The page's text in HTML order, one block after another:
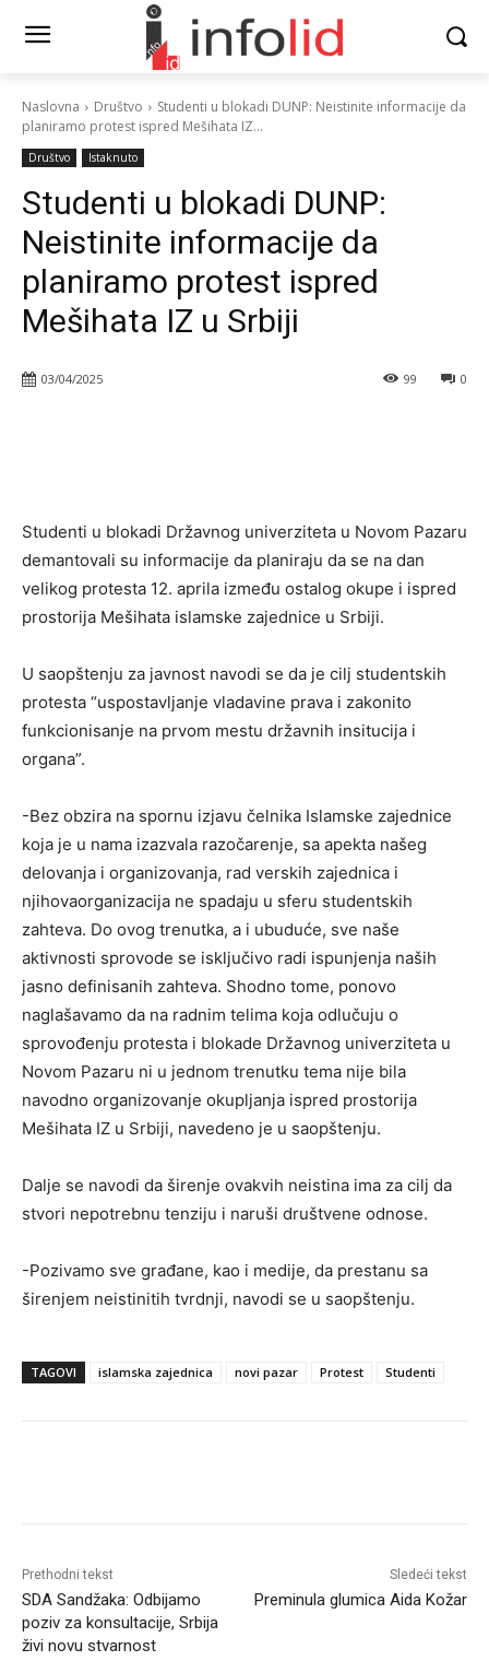
Naslovna Društvo
Studenti u blokadi DUNP: Neistinite informacije da
planiramo protest ispred Mešihata IZ...
Društvo Istaknuto
Studenti u blokadi DUNP:
Neistinite informacije da
planiramo protest ispred
Mešihata IZ u Srbiji
03/04/2025 0
99
Studenti u blokadi Državnog univerziteta u Novom Pazaru
demantovali su informacije da planiraju da se na dan
velikog protesta 12. aprila između ostalog okupe i ispred
prostorija Mešihata islamske zajednice u Srbiji.
U saopštenju za javnost navodi se da je cilj studentskih
protesta “uspostavljanje vladavine prava i zakonito
funkcionisanje na prvom mestu državnih insitucija i
organa”.
-Bez obzira na spornu izjavu čelnika Islamske zajednice
koja je u nama izazvala razočarenje, sa apekta našeg
delovanja i organizovanja, rad verskih zajednica i
njihovaorganizacija ne spadaju u sferu studentskih
zahteva. Do ovog trenutka, a i ubuduće, sve naše
aktivnosti sprovode se isključivo radi ispunjenja naših
jasno definisanih zahteva. Shodno tome, ponovo
naglašavamo da na radnim telima koja odlučuju o
sprovođenju protesta i blokade Državnog univerziteta u
Novom Pazaru ni u jednom trenutku tema nije bila
navodno organizovanje okupljanja ispred prostorija
Mešihata IZ u Srbiji, navedeno je u saopštenju.
Dalje se navodi da širenje ovakvih neistina ima za cilj da
stvori nepotrebnu tenziju i naruši društvene odnose.
-Pozivamo sve građane, kao i medije, da prestanu sa
širenjem neistinitih tvrdnji, navodi se u saopštenju.
TAGOVI islamska zajednica novi pazar Protest Studenti
Prethodni tekst
SDA Sandžaka: Odbijamo
poziv za konsultacije, Srbija
živi novu stvarnost
Sledeći tekst
Preminula glumica Aida Kožar